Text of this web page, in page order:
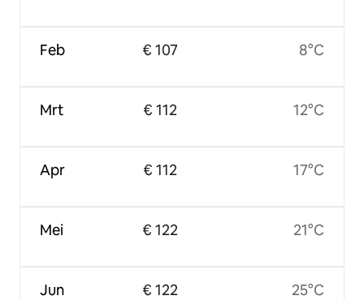
Feb
Mrt
Apr
Mei
Jun
€ 107
€ 112
€ 112
€ 122
€ 122
8°C
12°C
17°C
21°C
25°C